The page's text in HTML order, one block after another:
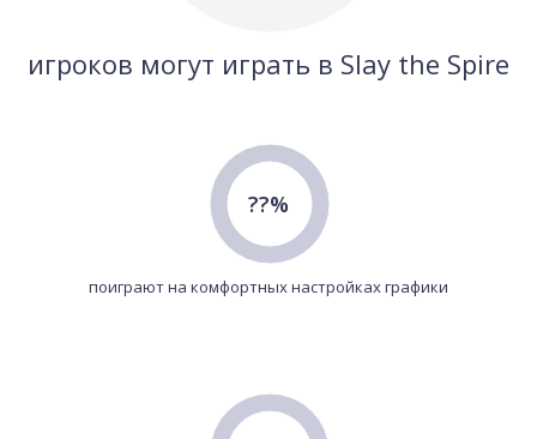
игроков могут играть в Slay the Spire
??%
поиграют на комфортных настройках графики